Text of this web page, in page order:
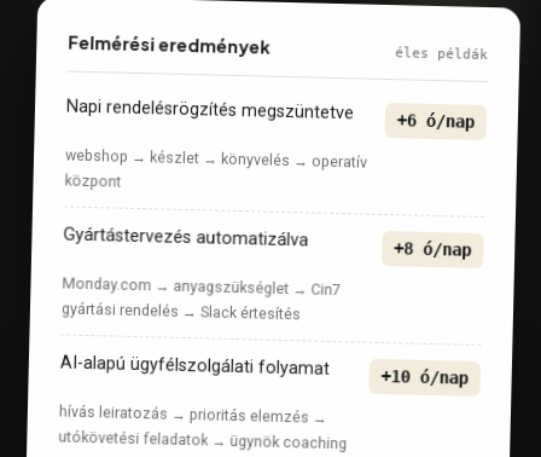
Felmérési eredmények éles példák
Napi rendelésrögzítés megszüntetve
webshop → készlet → könyvelés → operatív
központ
+6 ó/nap
Gyártástervezés automatizálva
Monday.com → anyagszükséglet → Cin7
gyártási rendelés → Slack értesítés
+8 ó/nap
AI-alapú ügyfélszolgálati folyamat
hívás leiratozás → prioritás elemzés →
utókövetési feladatok → ügynök coaching
+10 ó/nap